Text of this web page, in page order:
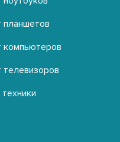
планшетов
компьютеров
телевизоров